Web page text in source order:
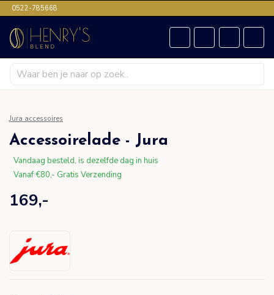
0522-785668
Jura accessoires
Accessoirelade - Jura
169,-
Vandaag besteld, is dezelfde dag in huis
Vanaf €80,- Gratis Verzending